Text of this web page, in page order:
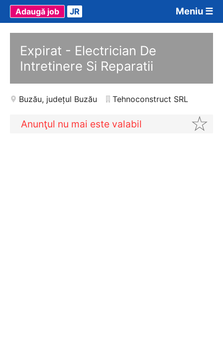
Meniu ☰
Adaugă job JR
Expirat - Electrician De
Intretinere Si Reparatii
Buzău, județul Buzău Tehnoconstruct SRL
Anunţul nu mai este valabil